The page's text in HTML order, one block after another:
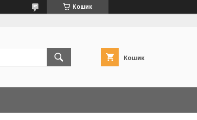
Кошик
Кошик